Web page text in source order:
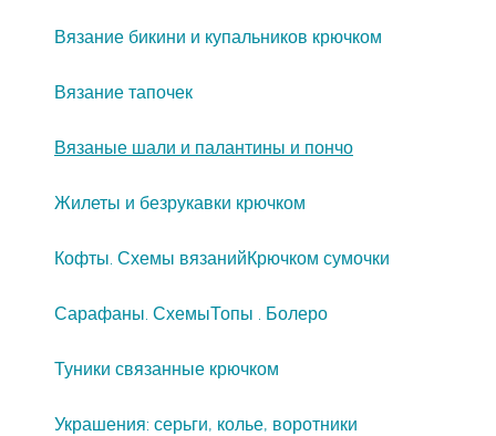
Вязание бикини и купальников крючком
Вязание тапочек
Вязаные шали и палантины и пончо
Жилеты и безрукавки крючком
Кофты. Схемы вязанийКрючком сумочки
Сарафаны. СхемыТопы . Болеро
Туники связанные крючком
Украшения: серьги, колье, воротники